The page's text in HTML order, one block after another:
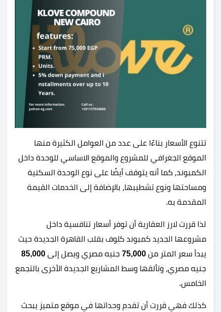
تتنوع الأسعار بناءًا على عدد من العوامل الكثيرة منها
الموقع الجغرافي للمشروع والموقع الاساسي للوحدة داخل
الكمبوند، كما أنه يتوقف أيضًا على نوع الوحدة السكنية
ومساحتها ونوع تشطيبها، بالإضافة إلى الخدمات القيمة
المقدمة به.
لذا قررت لارز العقارية أن توفر أسعار تنافسية داخل
مشروعها الجديد كمبوند كلوف بقلب القاهرة الجديدة حيث
يبدأ سعر المتر من 75,000 جنيه مصري ويصل إلى 85,000
جنيه مصري، وتألقها وسط المشاريع الجديدة الأخرى بالتجمع
الخامس.
كذلك فهي قررت أن تقدم وحداتها في موقع متميز يبحث